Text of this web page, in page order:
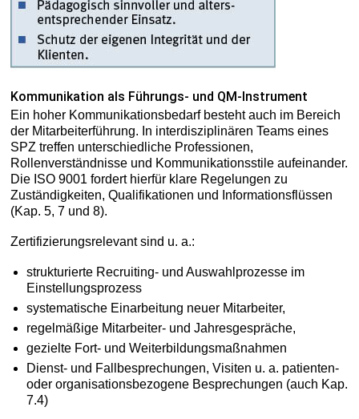
Kommunikation als Führungs- und QM-Instrument
Ein hoher Kommunikationsbedarf besteht auch im Bereich
der Mitarbeiterführung. In interdisziplinären Teams eines
SPZ treffen unterschiedliche Professionen,
Rollenverständnisse und Kommunikationsstile aufeinander.
Die ISO 9001 fordert hierfür klare Regelungen zu
Zuständigkeiten, Qualifikationen und Informationsflüssen
(Kap. 5, 7 und 8).
Zertifizierungsrelevant sind u. a.:
strukturierte Recruiting- und Auswahlprozesse im
Einstellungsprozess
systematische Einarbeitung neuer Mitarbeiter,
regelmäßige Mitarbeiter- und Jahresgespräche,
gezielte Fort- und Weiterbildungsmaßnahmen
Dienst- und Fallbesprechungen, Visiten u. a. patienten-
oder organisationsbezogene Besprechungen (auch Kap.
7.4)